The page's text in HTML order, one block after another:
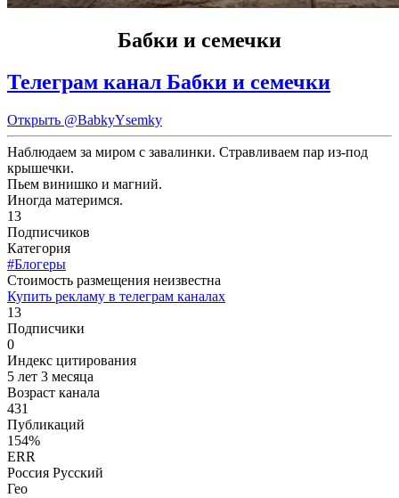
Бабки и семечки
Телеграм канал Бабки и семечки
Открыть @BabkyYsemky
Наблюдаем за миром с завалинки. Стравливаем пар из-под
крышечки.
Пьем винишко и магний.
Иногда материмся.
13
Подписчиков
Категория
#Блогеры
Cтоимость размещения неизвестна
Купить рекламу в телеграм каналах
13
Подписчики
0
Индекс цитирования
5 лет 3 месяца
Возраст канала
431
Публикаций
154%
ERR
Россия Русский
Гео